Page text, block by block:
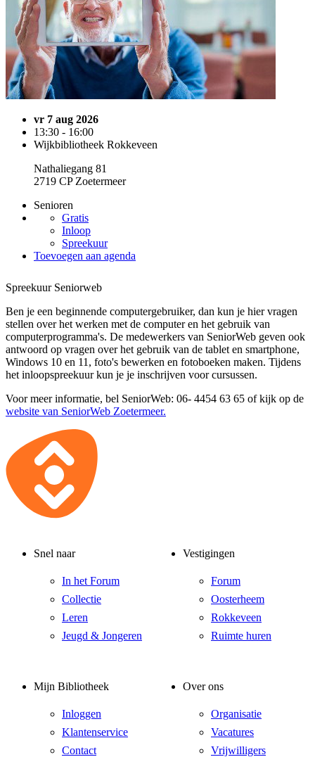
vr 7 aug 2026
13:30 - 16:00
Wijkbibliotheek Rokkeveen
Nathaliegang 81
2719 CP Zoetermeer
Senioren
Gratis
Inloop
Spreekuur
Toevoegen aan agenda
Spreekuur Seniorweb
Ben je een beginnende computergebruiker, dan kun je hier vragen
stellen over het werken met de computer en het gebruik van
computerprogramma's. De medewerkers van SeniorWeb geven ook
antwoord op vragen over het gebruik van de tablet en smartphone,
Windows 10 en 11, foto's bewerken en fotoboeken maken. Tijdens
het inloopspreekuur kun je je inschrijven voor cursussen.
Voor meer informatie, bel SeniorWeb: 06- 4454 63 65 of kijk op de
website van SeniorWeb Zoetermeer.
Snel naar
In het Forum
Collectie
Leren
Jeugd & Jongeren
Vestigingen
Forum
Oosterheem
Rokkeveen
Ruimte huren
Mijn Bibliotheek
Inloggen
Klantenservice
Contact
Over ons
Organisatie
Vacatures
Vrijwilligers